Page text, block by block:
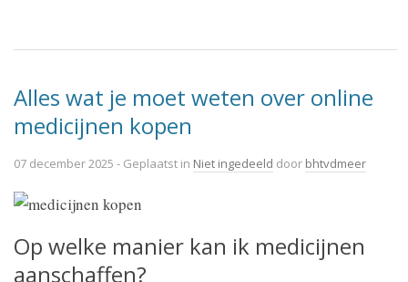
Alles wat je moet weten over online
medicijnen kopen
07 december 2025 - Geplaatst in Niet ingedeeld door bhtvdmeer
Op welke manier kan ik medicijnen
aanschaffen?